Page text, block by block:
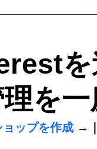
を
を
ョップを作成 →｜